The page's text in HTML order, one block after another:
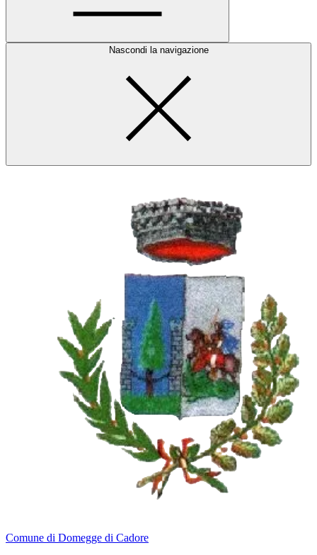
Nascondi la navigazione
Comune di Domegge di Cadore